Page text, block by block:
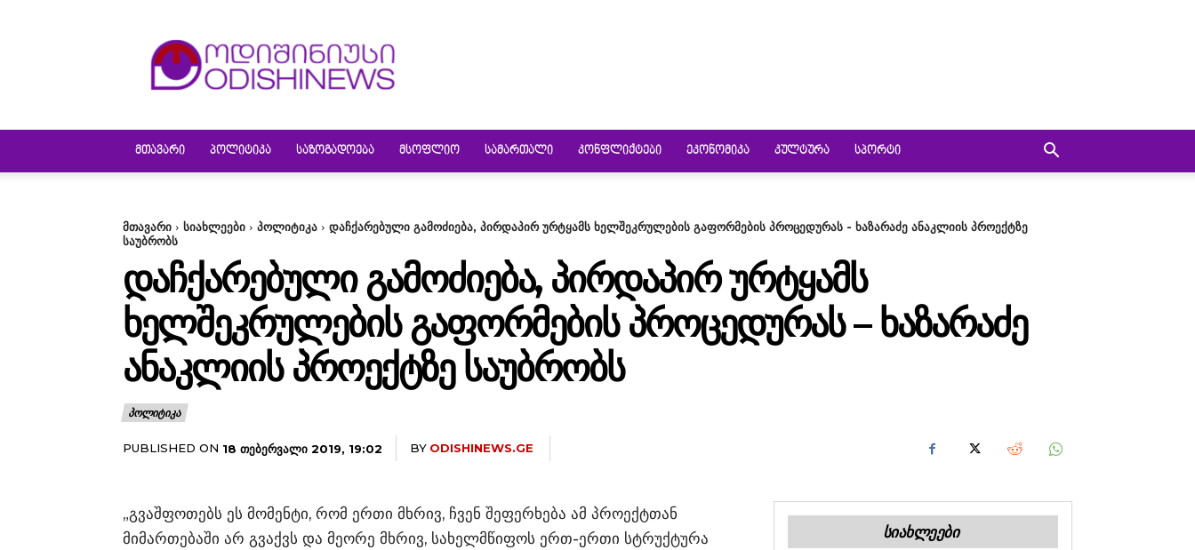
ᲛᲗᲐᲕᲐᲠᲘ ᲞᲝᲚᲘᲢᲘᲙᲐ ᲡᲐᲖᲝᲒᲐᲓᲝᲔᲑᲐ ᲛᲡᲝᲤᲚᲘᲝ ᲡᲐᲛᲐᲠᲗᲐᲚᲘ ᲙᲝᲜᲤᲚᲘᲥᲢᲔᲑᲘ ᲔᲙᲝᲜᲝᲛᲘᲙᲐ ᲙᲣᲚᲢᲣᲠᲐ ᲡᲞᲝᲠᲢᲘ
მთავარი სიახლეები პოლიტიკა
დაჩქარებული გამოძიება, პირდაპირ ურტყამს ხელშეკრულების გაფორმების პროცედურას - ხაზარაძე ანაკლიის პროექტზე
საუბრობს
ᲓᲐᲩᲥᲐᲠᲔᲑᲣᲚᲘ ᲒᲐᲛᲝᲫᲘᲔᲑᲐ, ᲞᲘᲠᲓᲐᲞᲘᲠ ᲣᲠᲢᲧᲐᲛᲡ
ᲮᲔᲚᲨᲔᲙᲠᲣᲚᲔᲑᲘᲡ ᲒᲐᲤᲝᲠᲛᲔᲑᲘᲡ ᲞᲠᲝᲪᲔᲓᲣᲠᲐᲡ – ᲮᲐᲖᲐᲠᲐᲫᲔ
ᲐᲜᲐᲙᲚᲘᲘᲡ ᲞᲠᲝᲔᲥᲢᲖᲔ ᲡᲐᲣᲑᲠᲝᲑᲡ
ᲞᲝᲚᲘᲢᲘᲙᲐ
PUBLISHED ON 18 ᲗᲔᲑᲔᲠᲕᲐᲚᲘ 2019, 19:02 BY ODISHINEWS.GE
„გვაშფოთებს ეს მომენტი, რომ ერთი მხრივ, ჩვენ შეფერხება ამ პროექტთან
მიმართებაში არ გვაქვს და მეორე მხრივ, სახელმწიფოს ერთ-ერთი სტრუქტურა
ᲡᲘᲐᲮᲚᲔᲔᲑᲘ